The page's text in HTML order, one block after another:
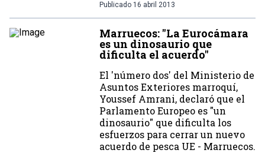
Publicado 16 abril 2013
Marruecos: "La Eurocámara
es un dinosaurio que
dificulta el acuerdo"
El 'número dos' del Ministerio de
Asuntos Exteriores marroquí,
Youssef Amrani, declaró que el
Parlamento Europeo es "un
dinosaurio" que dificulta los
esfuerzos para cerrar un nuevo
acuerdo de pesca UE - Marruecos.